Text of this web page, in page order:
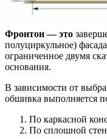
Фронтон — это
полуциркульное)
ограниченное двумя
основания.
В зависимости от
обшивка выполняется
По каркасной
По сплошной